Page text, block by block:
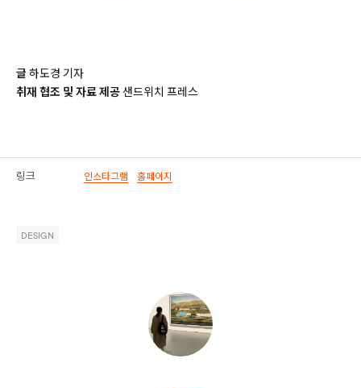
글 하도경 기자
취재 협조 및 자료 제공샌드위치 프레스
링크 인스타그램 홈페이지
DESIGN